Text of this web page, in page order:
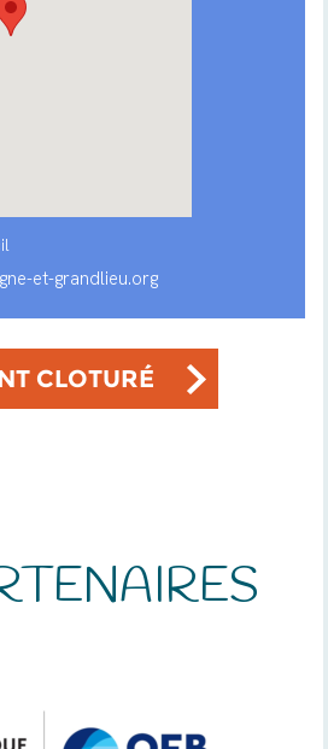
et-grandlieu.org
CLOTURÉ